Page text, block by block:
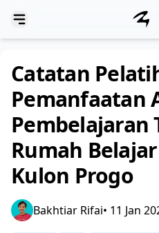
Catatan
Pemanfaatan
Pembelajaran
Rumah
Kulon Progo
Bakhtiar Rifai• 11 Jan